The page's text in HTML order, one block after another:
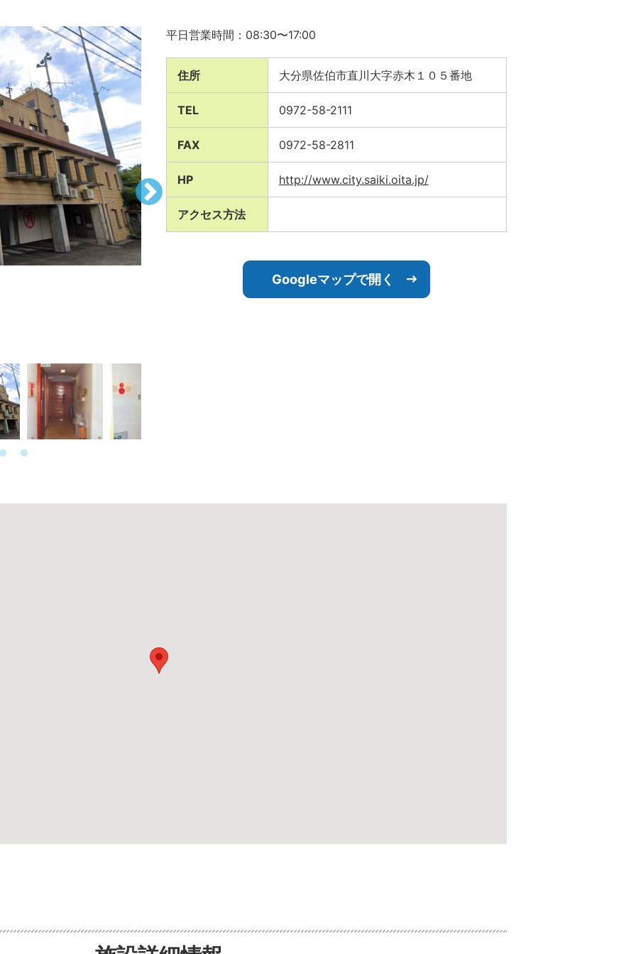
平日営業時間：08:30〜17:00
住所 大分県佐伯市直川大字赤木１０５番地
TEL 0972-58-2111
FAX 0972-58-2811
HP http://www.city.saiki.oita.jp/
アクセス方法
Googleマップで開く